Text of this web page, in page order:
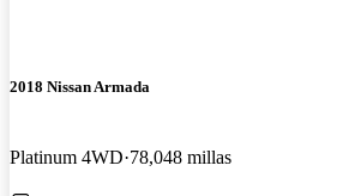
2018 Nissan Armada
Platinum 4WD 78,048 millas